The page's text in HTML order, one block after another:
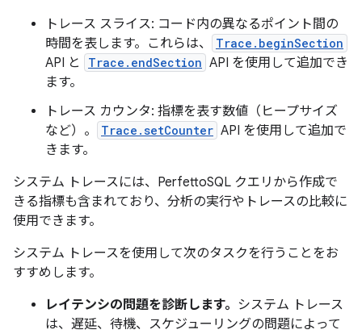
トレース スライス: コード内の異なるポイント間の
時間を表します。これらは、
Trace.beginSection
API と Trace.endSection API を使用して追加でき
ます。
トレース カウンタ: 指標を表す数値（ヒープサイズ
など）。
Trace.setCounter API を使用して追加で
きます。
システム トレースには、PerfettoSQL クエリから作成で
きる指標も含まれており、分析の実行やトレースの比較に
使用できます。
システム トレースを使用して次のタスクを行うことをお
すすめします。
レイテンシの問題を診断します。 システム トレース
は、遅延、待機、スケジューリングの問題によって